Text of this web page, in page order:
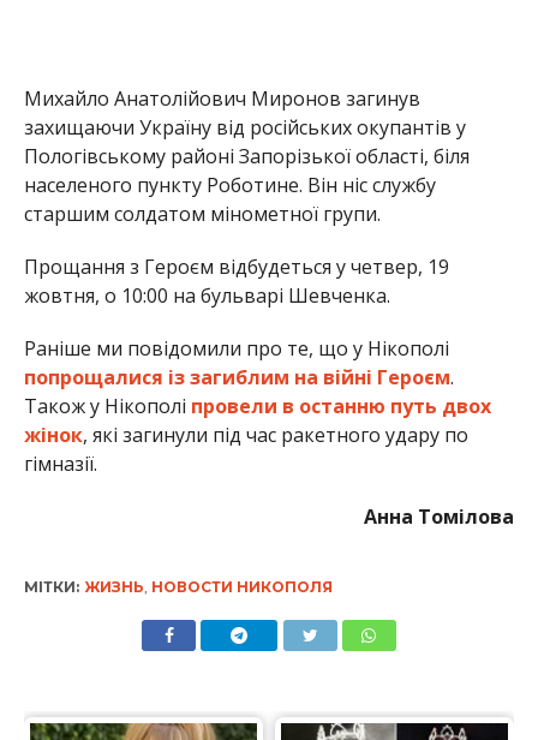
Михайло Анатолійович Миронов загинув
захищаючи Україну від російських окупантів у
Пологівському районі Запорізької області, біля
населеного пункту Роботине. Він ніс службу
старшим солдатом мінометної групи.
Прощання з Героєм відбудеться у четвер, 19
жовтня, о 10:00 на бульварі Шевченка.
Раніше ми повідомили про те, що у Нікополі
попрощалися із загиблим на війні Героєм.
Також у Нікополі провели в останню путь двох
жінок, які загинули під час ракетного удару по
гімназії.
Анна Томілова
МІТКИ: ЖИЗНЬ НОВОСТИ НИКОПОЛЯ